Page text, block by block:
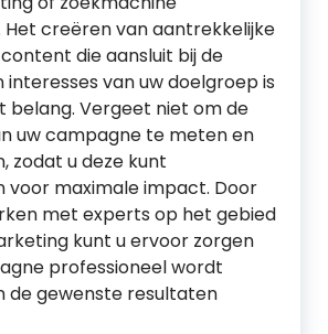
creëren van aantrekkelijke
die aansluit bij de
van uw doelgroep is
belang. Vergeet niet om de
uw campagne te meten en
zodat u deze kunt
voor maximale impact. Door
met experts op het gebied
kunt u ervoor zorgen
professioneel wordt
de gewenste resultaten